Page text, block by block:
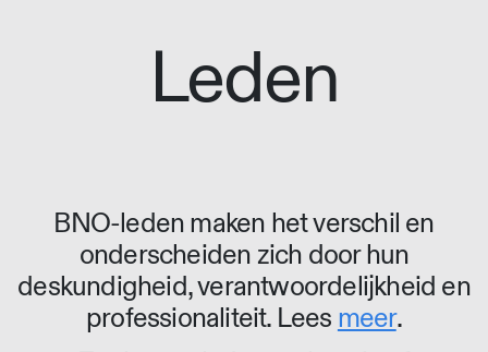
Leden
BNO-leden maken het verschil en
onderscheiden zich door hun
deskundigheid, verantwoordelijkheid en
professionaliteit. Lees meer.